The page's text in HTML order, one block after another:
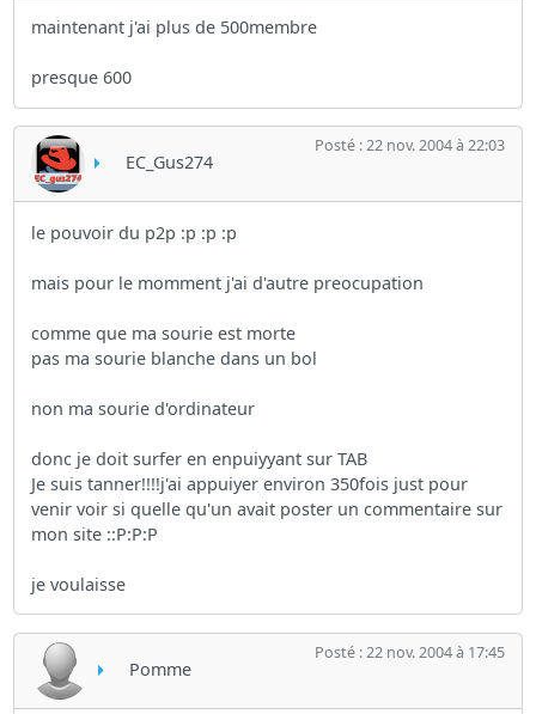
maintenant j'ai plus de 500membre
presque 600
EC_Gus274
Posté : 22 nov. 2004 à 22:03
le pouvoir du p2p :p :p :p
mais pour le momment j'ai d'autre preocupation
comme que ma sourie est morte
pas ma sourie blanche dans un bol
non ma sourie d'ordinateur
donc je doit surfer en enpuiyyant sur TAB
Je suis tanner!!!!j'ai appuiyer environ 350fois just pour
venir voir si quelle qu'un avait poster un commentaire sur
mon site ::P:P:P
je voulaisse
Pomme
Posté : 22 nov. 2004 à 17:45